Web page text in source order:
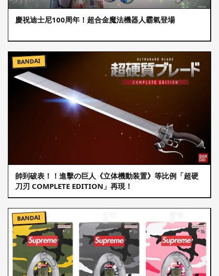
慶祝迪士尼100周年！超合金魔法機器人霸氣登場
BANDAI
帥到破表！！進擊の巨人《立体機動装置》等比例「超硬
刀刃 COMPLETE EDITION」再現！
BANDAI